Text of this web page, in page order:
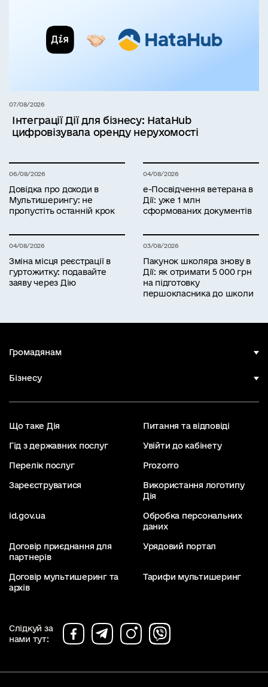
07/08/2026
Інтеграції Дії для бізнесу: HataHub
цифровізувала оренду нерухомості
06/08/2026
Довідка про доходи в
Мультишерингу: не
пропустіть останній крок
04/08/2026
е-Посвідчення ветерана в
Дії: уже 1 млн
сформованих документів
04/08/2026
Зміна місця реєстрації в
гуртожитку: подавайте
заяву через Дію
03/08/2026
Пакунок школяра знову в
Дії: як отримати 5 000 грн
на підготовку
першокласника до школи
Громадянам
Бізнесу
Що таке Дія Питання та відповіді
Гід з державних послуг Увійти до кабінету
Перелік послуг Prozorro
Зареєструватися
Використання логотипу
Дія
id.gov.ua
Обробка персональних
даних
Договір приєднання для
партнерів
Урядовий портал
Договір мультишеринг та
архів
Тарифи мультишеринг
Слідкуй за
нами тут: